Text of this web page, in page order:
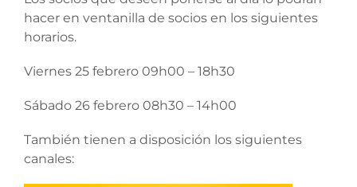
hacer en ventanilla de socios en los siguientes
horarios.
Viernes 25 febrero 09h00 – 18h30
Sábado 26 febrero 08h30 – 14h00
También tienen a disposición los siguientes
canales: